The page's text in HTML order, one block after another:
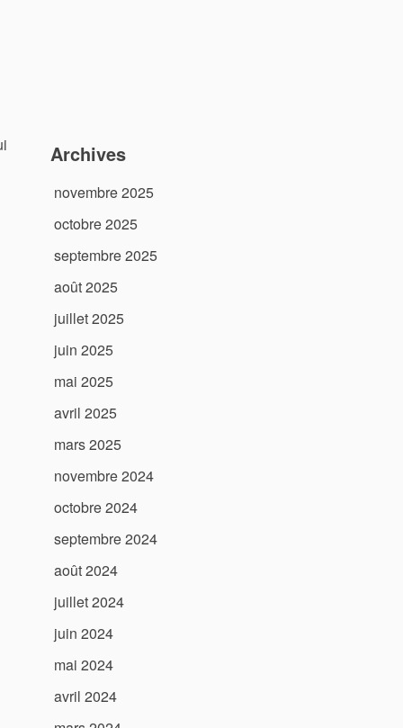
Archives
novembre 2025
octobre 2025
septembre 2025
août 2025
juillet 2025
juin 2025
mai 2025
avril 2025
mars 2025
novembre 2024
octobre 2024
septembre 2024
août 2024
juillet 2024
juin 2024
mai 2024
avril 2024